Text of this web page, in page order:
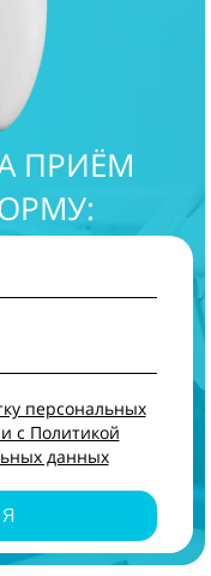
ПРИЁМ
персональных
с Политикой
данных